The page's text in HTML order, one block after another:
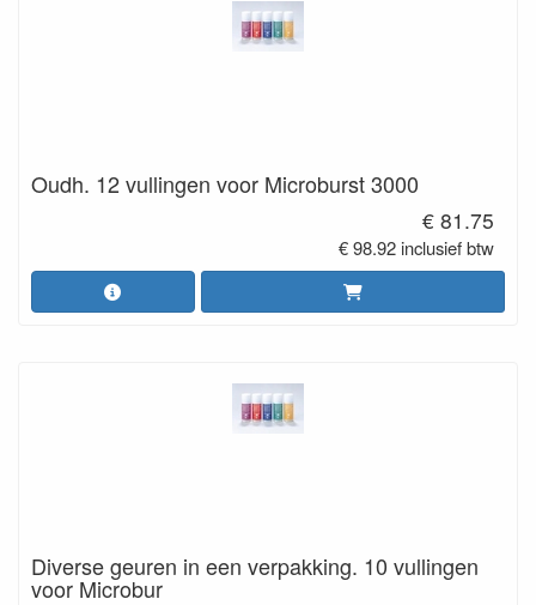
Oudh. 12 vullingen voor Microburst 3000
€ 81.75
€ 98.92 inclusief btw
Diverse geuren in een verpakking. 10 vullingen
voor Microbur